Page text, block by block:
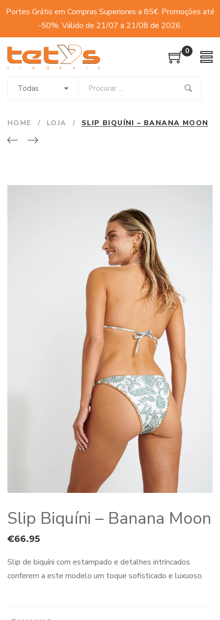
Portes Grátis em Compras Superiores a 85€. Promoções até
-50%. Válido de 21/07 a 21/08 de 2026.
0
Todas
HOME / LOJA / SLIP BIQUÍNI – BANANA MOON
Slip Biquíni – Banana Moon
€66.95
Slip de biquíni com estampado e detalhes intrincados
conferem a este modelo um toque sofisticado e luxuoso.